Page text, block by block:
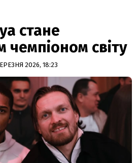
стане
чемпіоном світу
2026, 18:23